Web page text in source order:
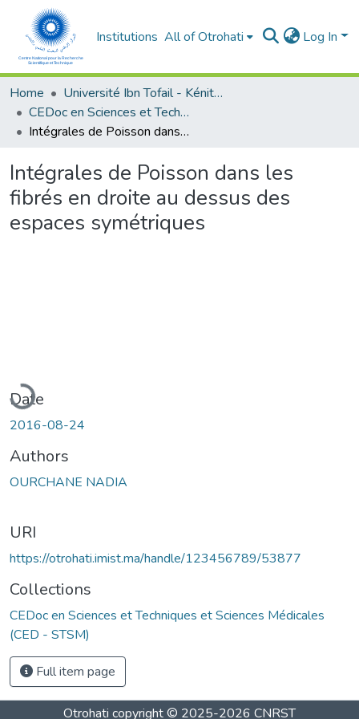
Institutions All of Otrohati Log In
Home
Université Ibn Tofail - Kénitra
CEDoc en Sciences et Techniques et Sciences Médicales (CED - STSM)
Intégrales de Poisson dans les fibrés en droite au dessus des espaces symétriques
Intégrales de Poisson dans les
fibrés en droite au dessus des
espaces symétriques
Loading...
Date
2016-08-24
Authors
OURCHANE NADIA
URI
https://otrohati.imist.ma/handle/123456789/53877
Collections
CEDoc en Sciences et Techniques et Sciences Médicales
(CED - STSM)
Full item page
Otrohati copyright © 2025-2026 CNRST